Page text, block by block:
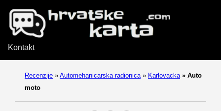
Kontakt
Recenzije » Automehanicarska radionica » Karlovacka » Auto
moto